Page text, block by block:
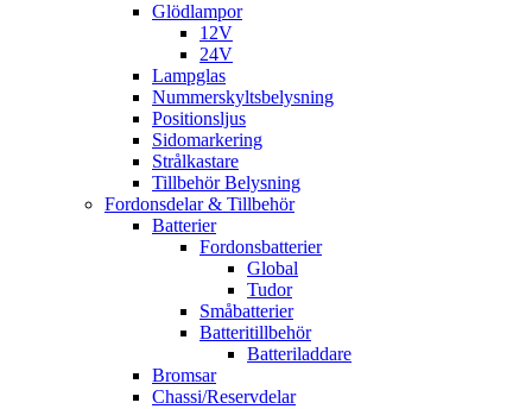
Glödlampor
12V
24V
Lampglas
Nummerskyltsbelysning
Positionsljus
Sidomarkering
Strålkastare
Tillbehör Belysning
Fordonsdelar & Tillbehör
Batterier
Fordonsbatterier
Global
Tudor
Småbatterier
Batteritillbehör
Batteriladdare
Bromsar
Chassi/Reservdelar